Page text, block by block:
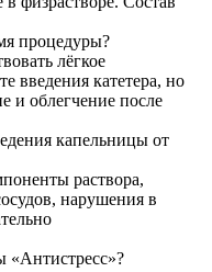
процедуры?
лёгкое
введения катетера, но
и облегчение после
капельницы от
раствора,
нарушения в
«Антистресс»?